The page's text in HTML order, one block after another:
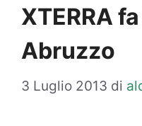
XTERRA
Abruzzo
3 Luglio 2013 di